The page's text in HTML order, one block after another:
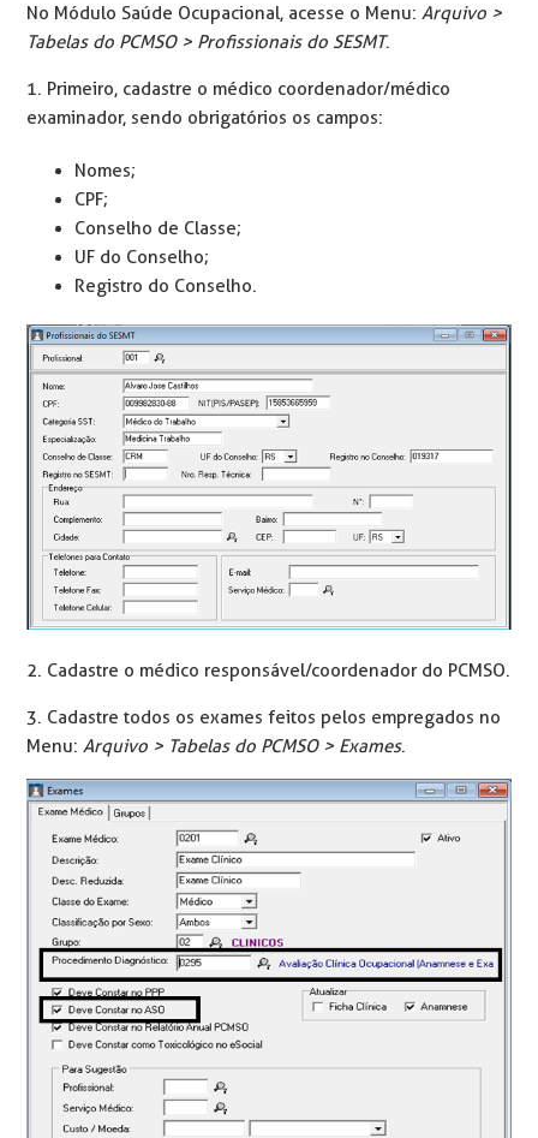
No Módulo Saúde Ocupacional, acesse o Menu:Arquivo >
Tabelas do PCMSO > Profissionais do SESMT.
1. Primeiro, cadastre o médico coordenador/médico
examinador, sendo obrigatórios os campos:
Nomes;
CPF;
Conselho de Classe;
UF do Conselho;
Registro do Conselho.
2. Cadastre o médico responsável/coordenador do PCMSO.
3. Cadastre todos os exames feitos pelos empregados no
Menu: Arquivo > Tabelas do PCMSO > Exames.